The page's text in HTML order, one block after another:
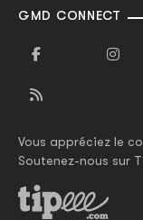
GMD CONNECT
Vous appréciez le
Soutenez-nous sur